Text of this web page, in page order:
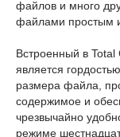
файлов и много
файлами простым
Встроенный в
является
размера файла,
содержимое и
чрезвычайно
режиме